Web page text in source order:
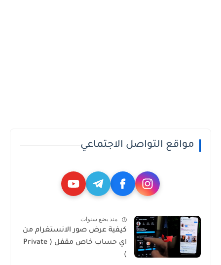
مواقع التواصل الاجتماعي
منذ بضع سنوات
كيفية عرض صور الانستغرام من
اي حساب خاص مقفل ( Private
)